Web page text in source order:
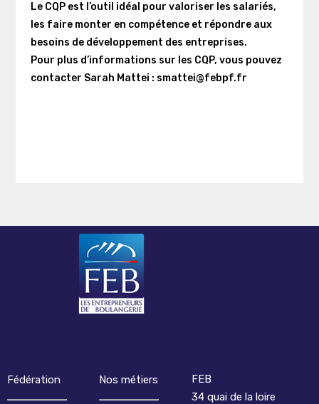
Le CQP est l’outil idéal pour valoriser les salariés,
les faire monter en compétence et répondre aux
besoins de développement des entreprises.
Pour plus d’informations sur les CQP, vous pouvez
contacter Sarah Mattei : smattei@febpf.fr
Fédération Nos métiers
FEB
34 quai de la loire